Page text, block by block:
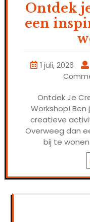
Ontdek
een
1 juli, 2026
Ontdek Je
Workshop!
creatieve
Overweeg dan
bij te